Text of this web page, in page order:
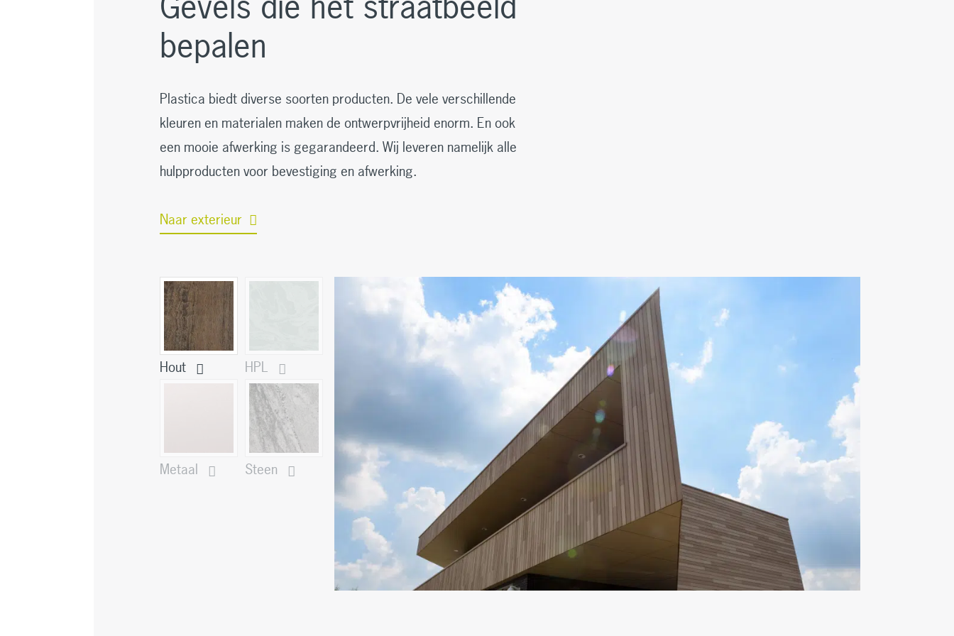
bepalen
Plastica biedt diverse soorten producten. De vele verschillende
kleuren en materialen maken de ontwerpvrijheid enorm. En ook
een mooie afwerking is gegarandeerd. Wij leveren namelijk alle
hulpproducten voor bevestiging en afwerking.
Naar exterieur
Hout HPL
Metaal Steen